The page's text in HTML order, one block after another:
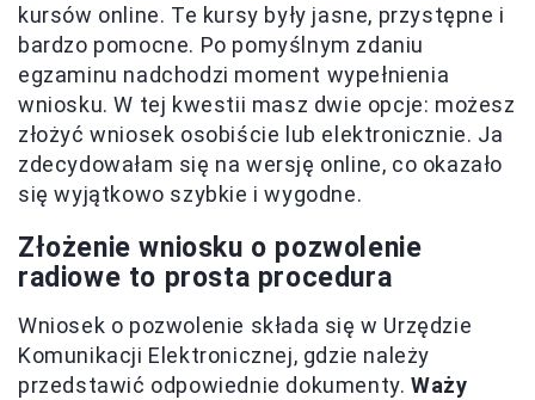
kursów online. Te kursy były jasne, przystępne i
bardzo pomocne. Po pomyślnym zdaniu
egzaminu nadchodzi moment wypełnienia
wniosku. W tej kwestii masz dwie opcje: możesz
złożyć wniosek osobiście lub elektronicznie. Ja
zdecydowałam się na wersję online, co okazało
się wyjątkowo szybkie i wygodne.
Złożenie wniosku o pozwolenie
radiowe to prosta procedura
Wniosek o pozwolenie składa się w Urzędzie
Komunikacji Elektronicznej, gdzie należy
przedstawić odpowiednie dokumenty.Waży